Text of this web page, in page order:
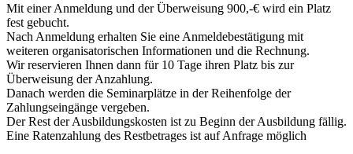
Mit einer Anmeldung und der Überweisung 900,-€ wird ein Platz
fest gebucht.
Nach Anmeldung erhalten Sie eine Anmeldebestätigung mit
weiteren organisatorischen Informationen und die Rechnung.
Wir reservieren Ihnen dann für 10 Tage ihren Platz bis zur
Überweisung der Anzahlung.
Danach werden die Seminarplätze in der Reihenfolge der
Zahlungseingänge vergeben.
Der Rest der Ausbildungskosten ist zu Beginn der Ausbildung fällig.
Eine Ratenzahlung des Restbetrages ist auf Anfrage möglich